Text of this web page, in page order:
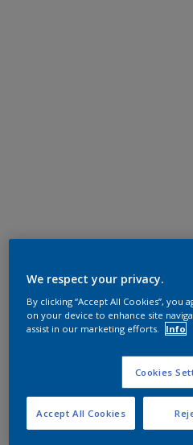
We respect your privacy.
By clicking “Accept All Cookies”,
on your device to enhance site
assist in our marketing efforts.
Info
Cookies
Accept All Cookies